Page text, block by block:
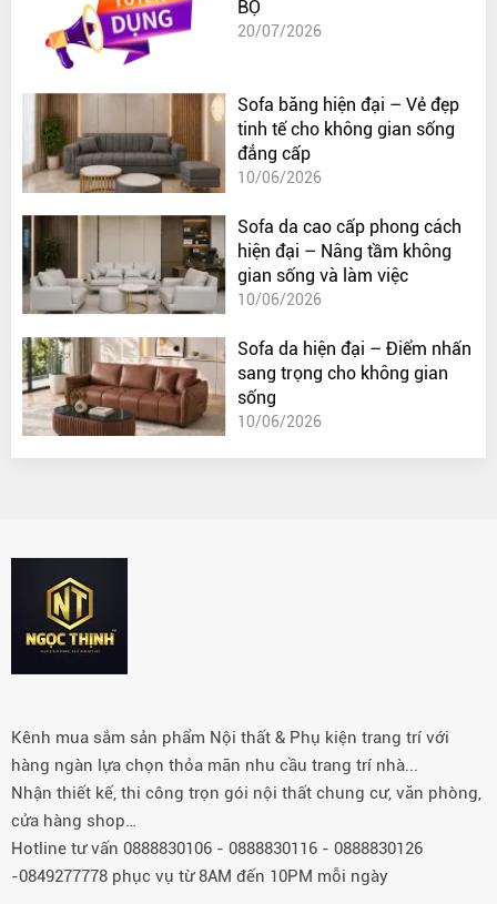
BỘ
20/07/2026
Sofa băng hiện đại – Vẻ đẹp
tinh tế cho không gian sống
đẳng cấp
10/06/2026
Sofa da cao cấp phong cách
hiện đại – Nâng tầm không
gian sống và làm việc
10/06/2026
Sofa da hiện đại – Điểm nhấn
sang trọng cho không gian
sống
10/06/2026
Kênh mua sắm sản phẩm Nội thất & Phụ kiện trang trí với
hàng ngàn lựa chọn thỏa mãn nhu cầu trang trí nhà...
Nhận thiết kế, thi công trọn gói nội thất chung cư, văn phòng,
cửa hàng shop…
Hotline tư vấn 0888830106 - 0888830116 - 0888830126
-0849277778 phục vụ từ 8AM đến 10PM mỗi ngày